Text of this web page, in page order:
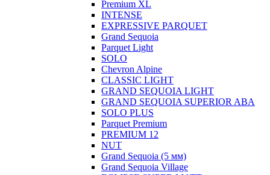
Premium XL
INTENSE
EXPRESSIVE PARQUET
Grand Sequoia
Parquet Light
SOLO
Chevron Alpine
CLASSIC LIGHT
GRAND SEQUOIA LIGHT
GRAND SEQUOIA SUPERIOR ABA
SOLO PLUS
Parquet Premium
PREMIUM 12
NUT
Grand Sequoia (5 мм)
Grand Sequoia Village